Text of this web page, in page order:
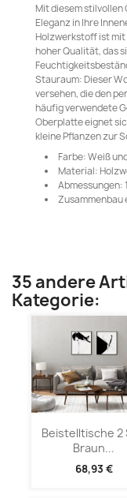
Mit diesem stilvollen
Eleganz in Ihre
Holzwerkstoff ist
hoher Qualität, das
Stauraum: Dieser
versehen, die den
häufig verwendete
Oberplatte eignet
kleine Pflanzen zur
Farbe: Weiß
Material:
Abmessungen:
35 andere
Kategorie:
Beistelltische 2
Braun...
68,93 €